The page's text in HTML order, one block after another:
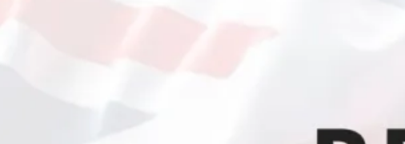
junio 24, 2026